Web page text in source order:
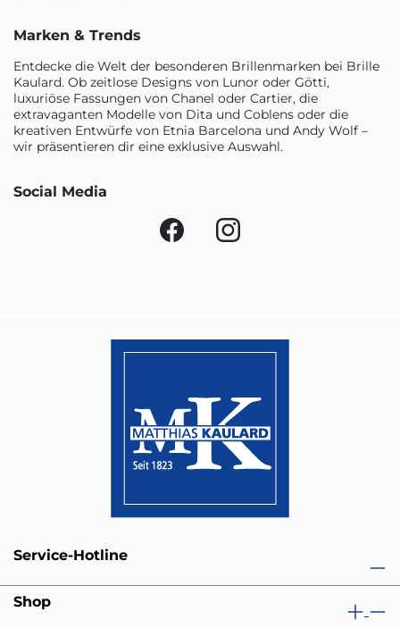
Marken & Trends
Entdecke die Welt der besonderen Brillenmarken bei Brille
Kaulard. Ob zeitlose Designs von Lunor oder Götti,
luxuriöse Fassungen von Chanel oder Cartier, die
extravaganten Modelle von Dita und Coblens oder die
kreativen Entwürfe von Etnia Barcelona und Andy Wolf –
wir präsentieren dir eine exklusive Auswahl.
Social Media
Service-Hotline
Shop